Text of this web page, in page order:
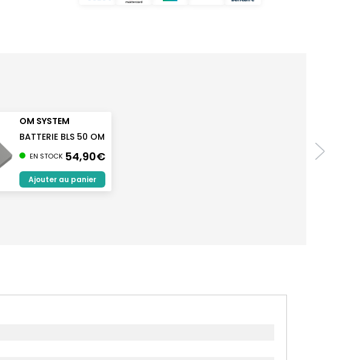
OM SYSTEM
BATTERIE BLS 50 OM
54,90€
EN STOCK
Ajouter au panier